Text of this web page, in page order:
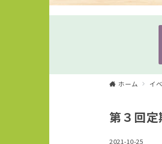
ホーム イ
第３回
2021-10-25